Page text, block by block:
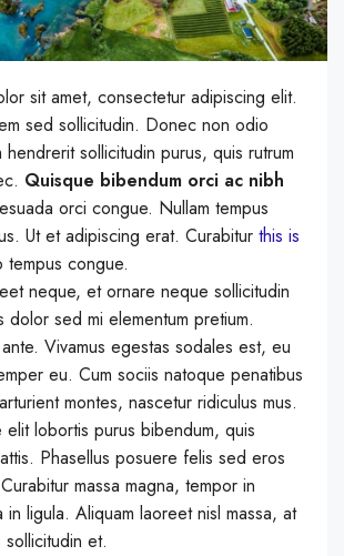
sit amet, consectetur adipiscing elit.
sed sollicitudin. Donec non odio
sollicitudin purus, quis rutrum
Quisque bibendum orci ac nibh
orci congue. Nullam tempus
Ut et adipiscing erat. Curabitur this is
tempus congue.
neque, et ornare neque sollicitudin
dolor sed mi elementum pretium.
Vivamus egestas sodales est, eu
eu. Cum sociis natoque penatibus
montes, nascetur ridiculus mus.
elit lobortis purus bibendum, quis
Phasellus posuere felis sed eros
massa magna, tempor in
ligula. Aliquam laoreet nisl massa, at
sollicitudin et.